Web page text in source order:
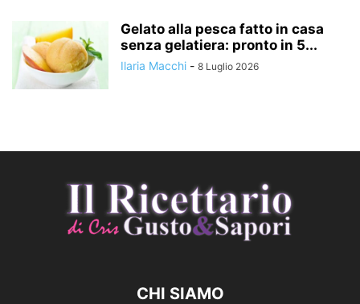
Gelato alla pesca fatto in casa
senza gelatiera: pronto in 5...
Ilaria Macchi - 8 Luglio 2026
CHI SIAMO